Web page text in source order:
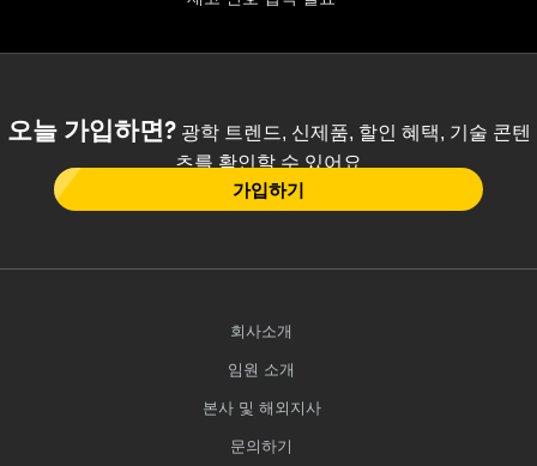
오늘 가입하면?광학 트렌드, 신제품, 할인 혜택, 기술 콘텐
츠를 확인할 수 있어요
가입하기
회사소개
임원 소개
본사 및 해외지사
문의하기